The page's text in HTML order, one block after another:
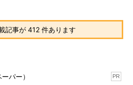
れていたため、D:
記事が 412 件あります
パー） PR